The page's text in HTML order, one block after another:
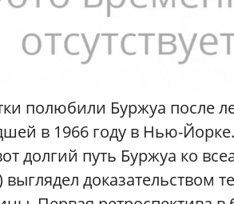
полюбили Буржуа после
в 1966 году в Нью-
долгий путь Буржуа ко
доказательством